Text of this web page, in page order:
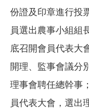
份證及印章進行投
員選出農事小組組
底召開會員代表大
開理、監事會議分
理事會聘任總幹事
員代表大會，選出